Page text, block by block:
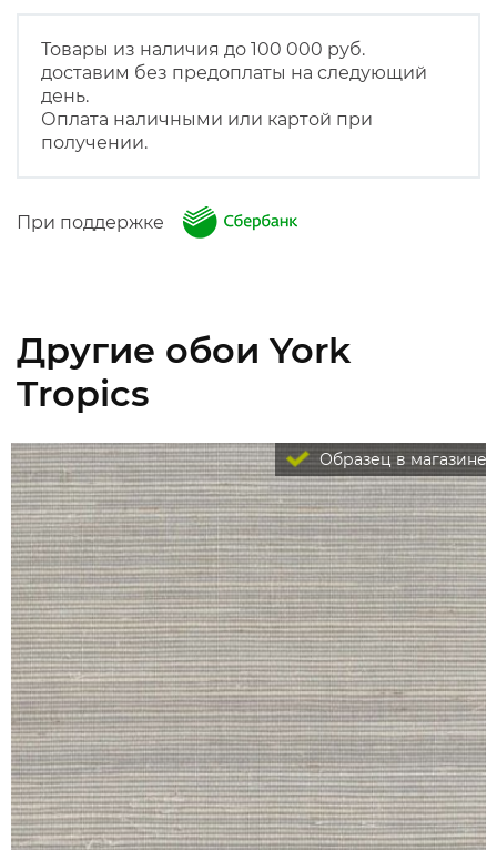
Товары из наличия до 100 000 руб.
доставим без предоплаты на следующий
день.
Оплата наличными или картой при
получении.
При поддержке
Другие обои York
Tropics
Образец в магазине